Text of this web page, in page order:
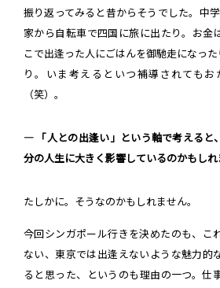
振り返ってみると昔からそうでした。中
家から自転車で四国に旅に出たり。お金
こで出逢った人にごはんを御馳走になっ
り。いま考えるといつ補導されてもお
（笑）。
― 「人との出逢い」という軸で考えると
分の人生に大きく影響しているのかもしれ
たしかに。そうなのかもしれません。
今回シンガポール行きを決めたのも、こ
ない、東京では出逢えないような魅力的
ると思った、というのも理由の一つ。仕